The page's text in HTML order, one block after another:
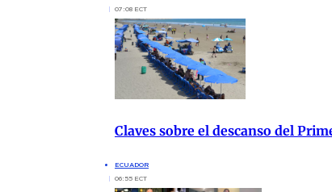
07:08 ECT
Claves sobre el descanso del
ECUADOR
06:55 ECT